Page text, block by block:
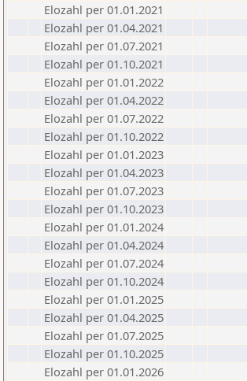
Elozahl per 01.01.2021
Elozahl per 01.04.2021
Elozahl per 01.07.2021
Elozahl per 01.10.2021
Elozahl per 01.01.2022
Elozahl per 01.04.2022
Elozahl per 01.07.2022
Elozahl per 01.10.2022
Elozahl per 01.01.2023
Elozahl per 01.04.2023
Elozahl per 01.07.2023
Elozahl per 01.10.2023
Elozahl per 01.01.2024
Elozahl per 01.04.2024
Elozahl per 01.07.2024
Elozahl per 01.10.2024
Elozahl per 01.01.2025
Elozahl per 01.04.2025
Elozahl per 01.07.2025
Elozahl per 01.10.2025
Elozahl per 01.01.2026